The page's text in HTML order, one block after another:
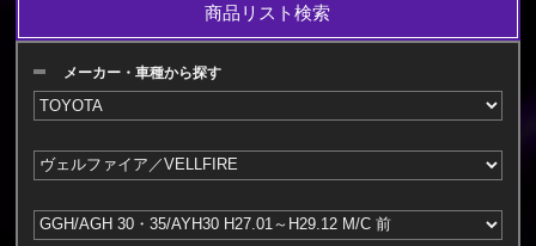
商品リスト検索
メーカー・車種から探す